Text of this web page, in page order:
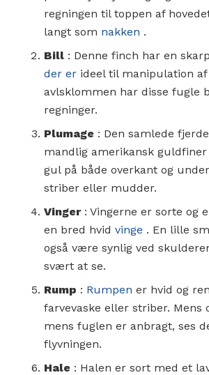
regningen til toppen af
langt som nakken .
Bill : Denne finch har en
der er ideel til manipulation
avlsklommen har disse fugle
regninger.
Plumage : Den samlede
mandlig amerikansk
gul på både overkant og
striber eller mudder.
Vinger: Vingerne er sorte og
en bred hvid vinge . En lille
også være synlig ved
svært at se.
Rump : Rumpen er hvid og
farvevaske eller striber. Mens
mens fuglen er anbragt, ses
flyvningen.
Hale : Halen er sort med et